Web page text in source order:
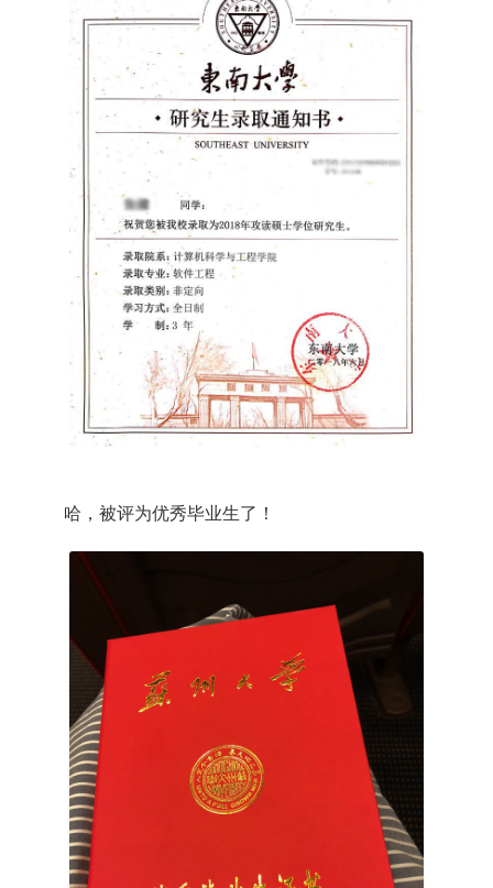
哈，被评为优秀毕业生了！